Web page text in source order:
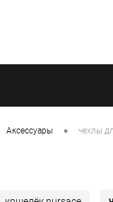
Аксессуары • чехлы